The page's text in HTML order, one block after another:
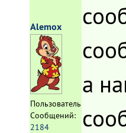
Alemox
Пользователь
Сообщений:
2184
а